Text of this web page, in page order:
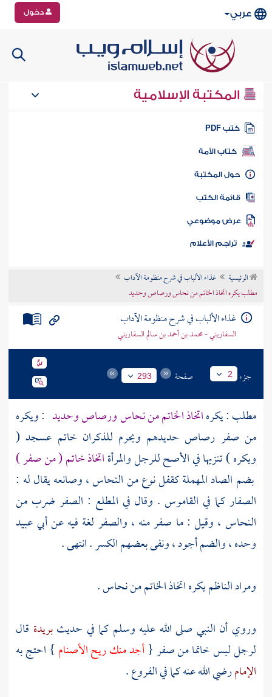
عربي دخول
المكتبة الإسلامية
كتب PDF
كتاب الأمة
المكتبة
الكتب
موضوعي
تراجم الأعلام
الرئيسية
غذاء الألباب في شرح منظومة الآداب
مطلب يكره اتخاذ الخاتم من نحاس ورصاص وحديد
غذاء الألباب في شرح منظومة الآداب
السفاريني - محمد بن أحمد بن سالم السفاريني
جزء 2 صفحة 293
مطلب : يكرهاتخاذ الخاتم من نحاس ورصاص وحديد : ويكره
من صفر رصاص حديدهم ويحرم للذكران خاتم عسجد (
ويكره ) تنزيها في الأصح للرجل والمرأةاتخاذ خاتم ( من صفر )
بضم الصاد المهملة كقفل نوع من النحاس ، وصانعه يقال له :
الصفار كما في القاموس . وقال في المطلع : الصفر ضرب من
النحاس ، وقيل : ما صفر منه ، والصفر لغة فيه عنأبي عبيد
وحده ، والضم أجود ، ونفى بعضهم الكسر . انتهى .
ومرادالناظميكره اتخاذ الخاتم من نحاس .
وروي أن النبي صلى الله عليه وسلم كما في حديثبريدة قال
لرجل لبس خاتما من صفر {أجد منك ريح الأصنام } احتج به
الإمامرضي الله عنه كما في الفروع .